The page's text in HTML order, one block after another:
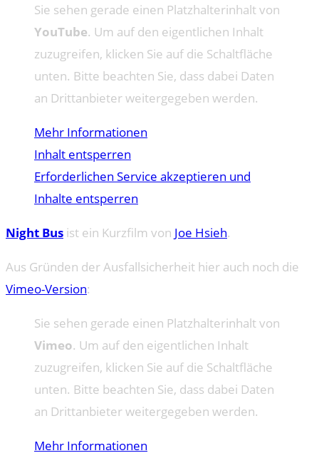
Sie sehen gerade einen Platzhalterinhalt von
YouTube. Um auf den eigentlichen Inhalt
zuzugreifen, klicken Sie auf die Schaltfläche
unten. Bitte beachten Sie, dass dabei Daten
an Drittanbieter weitergegeben werden.
Mehr Informationen
Inhalt entsperren
Erforderlichen Service akzeptieren und
Inhalte entsperren
Night Bus ist ein Kurzfilm von Joe Hsieh.
Aus Gründen der Ausfallsicherheit hier auch noch die
Vimeo-Version:
Sie sehen gerade einen Platzhalterinhalt von
Vimeo. Um auf den eigentlichen Inhalt
zuzugreifen, klicken Sie auf die Schaltfläche
unten. Bitte beachten Sie, dass dabei Daten
an Drittanbieter weitergegeben werden.
Mehr Informationen